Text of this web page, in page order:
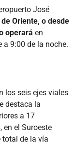
José
Oriente, o desde
operará en
a 9:00 de la noche.
los seis ejes viales
destaca la
a 17
en el Suroeste
total de la vía